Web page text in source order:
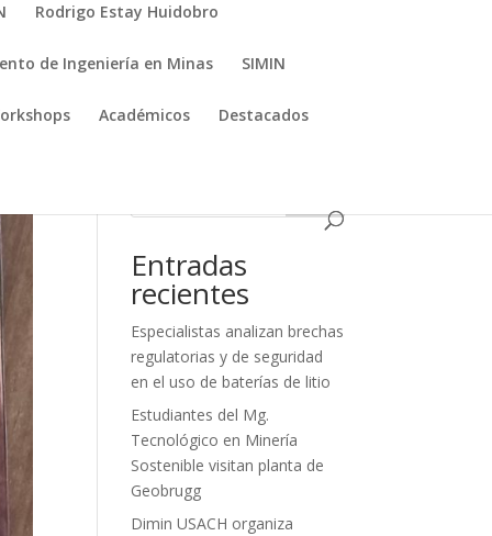
Rodrigo Estay Huidobro
de Ingeniería en Minas SIMIN
Académicos Destacados
Entradas
recientes
Especialistas analizan brechas
regulatorias y de seguridad
en el uso de baterías de litio
Estudiantes del Mg.
Tecnológico en Minería
Sostenible visitan planta de
Geobrugg
Dimin USACH organiza